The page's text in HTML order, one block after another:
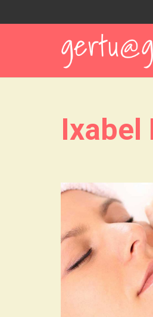
Ixabel